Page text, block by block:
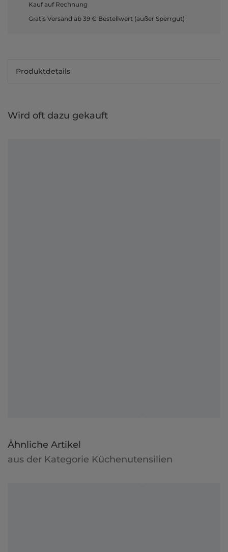
Kauf auf Rechnung
Gratis Versand ab 39 € Bestellwert (außer Sperrgut)
Produktdetails
Wird oft dazu gekauft
Ähnliche Artikel
aus der Kategorie Küchenutensilien